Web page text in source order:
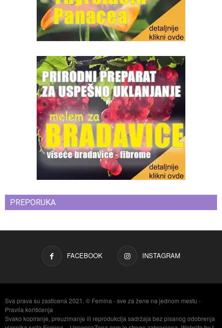
PREPORUKA
FACEBOOK INSTAGRAM
Sva prava su zasticena 2021. © Femina - sve za žene na jednom mestu -
Pravila korišćenja
Svako kopiranje, preuzimanje ili reprodukcija sadržaja bez pisanog odobrenja